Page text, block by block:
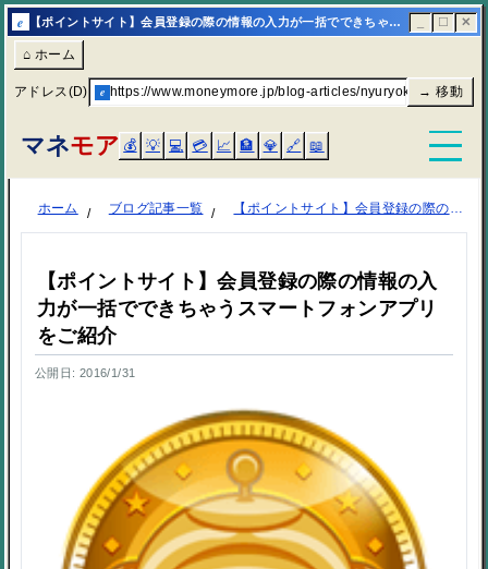
e 【ポイントサイト】会員登録の際の情報の入力が一括でできちゃうスマートフォンアプリをご紹介 | マネモア ☐ ✕
⌂ ホーム
アドレス(D) e https://www.moneymore.jp/blog-articles/nyuryoku-ikkatu/
→ 移動
マネモア 💰 💡 💻 💳 📈 🏦 💎 🔗 📖
ホーム ブログ記事一覧 【ポイントサイト】会員登録の際の情報の入力が一括でできちゃうスマートフォンアプリをご紹介
【ポイントサイト】会員登録の際の情報の入
力が一括でできちゃうスマートフォンアプリ
をご紹介
公開日: 2016/1/31